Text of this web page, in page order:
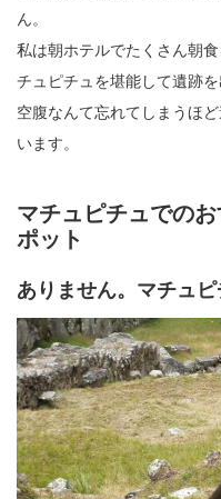
ん。
私は朝ホテルでたくさん朝
チュピチュを堪能して遺跡
空腹なんて忘れてしまうほ
います。
マチュピチュでの
ポット
ありません。マチュ